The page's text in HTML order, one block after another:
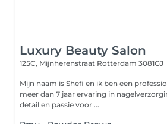
Luxury Beauty Salon
125C, Mijnherenstraat Rotterdam 3081GJ
Mijn naam is Shefi en ik ben een
meer dan 7 jaar ervaring in
detail en passie voor ...